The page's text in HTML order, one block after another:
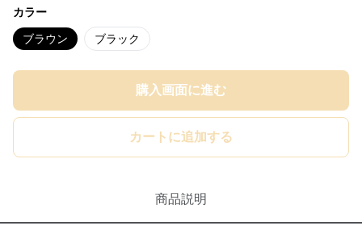
カラー
ブラウン ブラック
購入画面に進む
カートに追加する
商品説明